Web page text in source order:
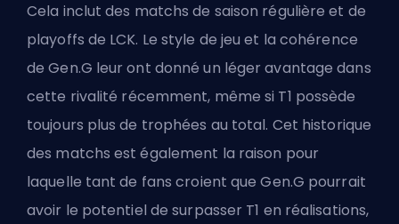
Cela inclut des matchs de saison régulière et de
playoffs de LCK. Le style de jeu et la cohérence
de Gen.G leur ont donné un léger avantage dans
cette rivalité récemment, même si T1 possède
toujours plus de trophées au total. Cet historique
des matchs est également la raison pour
laquelle tant de fans croient que Gen.G pourrait
avoir le potentiel de surpasser T1 en réalisations,